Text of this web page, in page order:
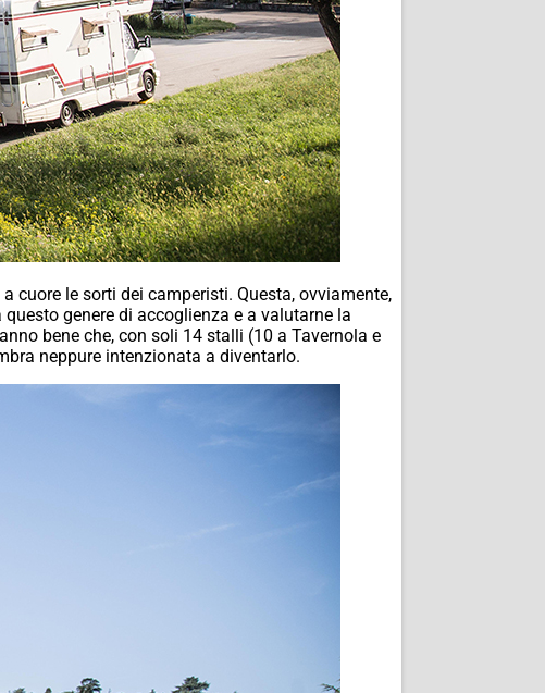
cuore le sorti dei camperisti. Questa, ovviamente,
genere di accoglienza e a valutarne la
bene che, con soli 14 stalli (10 a Tavernola e
neppure intenzionata a diventarlo.